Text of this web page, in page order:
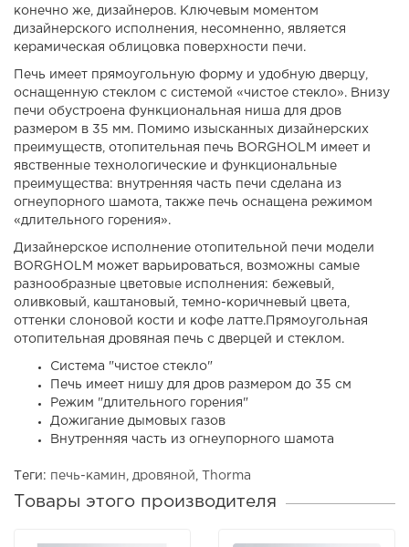
конечно же, дизайнеров. Ключевым моментом
дизайнерского исполнения, несомненно, является
керамическая облицовка поверхности печи.
Печь имеет прямоугольную форму и удобную дверцу,
оснащенную стеклом с системой «чистое стекло». Внизу
печи обустроена функциональная ниша для дров
размером в 35 мм. Помимо изысканных дизайнерских
преимуществ, отопительная печь BORGHOLM имеет и
явственные технологические и функциональные
преимущества: внутренняя часть печи сделана из
огнеупорного шамота, также печь оснащена режимом
«длительного горения».
Дизайнерское исполнение отопительной печи модели
BORGHOLM может варьироваться, возможны самые
разнообразные цветовые исполнения: бежевый,
оливковый, каштановый, темно-коричневый цвета,
оттенки слоновой кости и кофе латте.Прямоугольная
отопительная дровяная печь с дверцей и стеклом.
Система "чистое стекло"
Печь имеет нишу для дров размером до 35 см
Режим "длительного горения"
Дожигание дымовых газов
Внутренняя часть из огнеупорного шамота
Теги: печь-камин дровяной Thorma
Товары этого производителя